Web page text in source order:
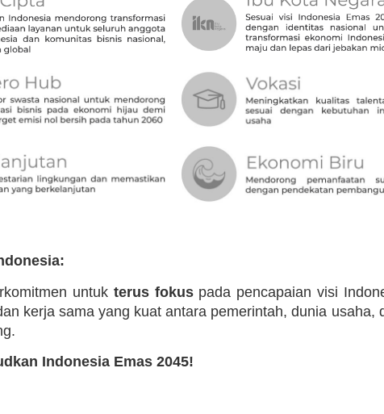
untuk terus fokuspada pencapaian visi
kerja sama yang kuat antara pemerintah, dunia
Indonesia Emas 2045!